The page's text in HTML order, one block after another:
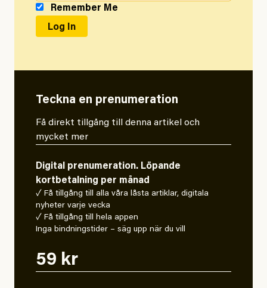
Remember Me
Teckna en prenumeration
Få direkt tillgång till denna artikel och
mycket mer
Digital prenumeration. Löpande
kortbetalning per månad
✓ Få tillgång till alla våra låsta artiklar, digitala
nyheter varje vecka
✓ Få tillgång till hela appen
Inga bindningstider – säg upp när du vill
59 kr